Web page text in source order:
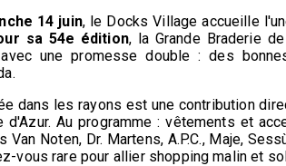
14 juin, le Docks Village accueille
sa 54e édition, la Grande Braderie
une promesse double : des
dans les rayons est une contribution
d'Azur. Au programme : vêtements et
Van Noten, Dr. Martens, A.P.C., Maje,
vous rare pour allier shopping malin et